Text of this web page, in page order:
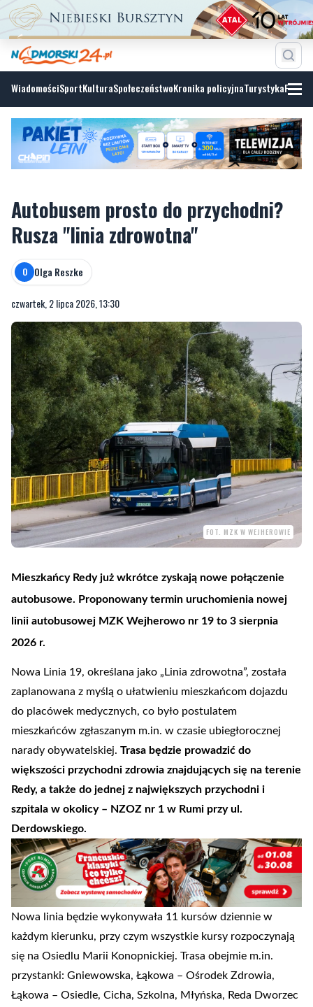
WiadomościSportKulturaSpołeczeństwoKronika policyjnaTurystyka
Autobusem prosto do przychodni?
Rusza "linia zdrowotna"
O Olga Reszke
czwartek, 2 lipca 2026, 13:30
FOT. MZK W WEJHEROWIE
Mieszkańcy Redy już wkrótce zyskają nowe połączenie
autobusowe. Proponowany termin uruchomienia nowej
linii autobusowej MZK Wejherowo nr 19 to 3 sierpnia
2026 r.
Nowa Linia 19, określana jako „Linia zdrowotna”, została
zaplanowana z myślą o ułatwieniu mieszkańcom dojazdu
do placówek medycznych, co było postulatem
mieszkańców zgłaszanym m.in. w czasie ubiegłorocznej
narady obywatelskiej. Trasa będzie prowadzić do
większości przychodni zdrowia znajdujących się na terenie
Redy, a także do jednej z największych przychodni i
szpitala w okolicy – NZOZ nr 1 w Rumi przy ul.
Derdowskiego.
Nowa linia będzie wykonywała 11 kursów dziennie w
każdym kierunku, przy czym wszystkie kursy rozpoczynają
się na Osiedlu Marii Konopnickiej. Trasa obejmie m.in.
przystanki: Gniewowska, Łąkowa – Ośrodek Zdrowia,
Łąkowa – Osiedle, Cicha, Szkolna, Młyńska, Reda Dworzec